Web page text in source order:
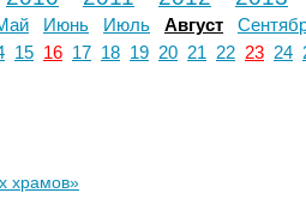
Июнь Июль Август
15 16 17 18 19 20 21 22 23 24
храмов»